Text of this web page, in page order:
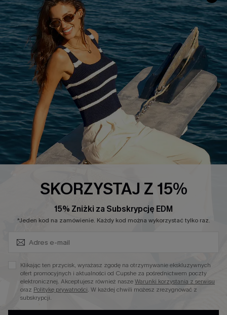
INFORMACJE O FIRMIE
O NAS
Opinie Klientów
Polityka Prywatności
Warunki & Zasady
Łańcuch Dostaw Cupshe
20% Zniżki na SMS
CENTRUM SERWISOWE
Informacje o Wysyłce
Jak Śledzić
Polityka Zwrotów
Rozpocznij Zwrot
Informacje o Rozmiarach
FAQS
Kontakt z Nami
Modne Sukienki
Kontroli Brzucha
Wysokim Stanem
SKORZYSTAJ Z 15%
15% Zniżki za Subskrypcję EDM
*Jeden kod na zamówienie. Każdy kod można wykorzystać tylko raz.
Klikając ten przycisk, wyrażasz zgodę na otrzymywanie ekskluzywnych
ofert promocyjnych i aktualności od Cupshe za pośrednictwem poczty
elektronicznej. Akceptujesz również naszeWarunki korzystania z serwisu
oraz Politykę prywatności. W każdej chwili możesz zrezygnować z
subskrypcji.